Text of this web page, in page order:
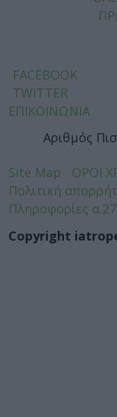
FACEBOOK
TWITTER
ΕΠΙΚΟΙΝΩΝΙΑ
Αριθμός
Site Map ΟΡΟΙ
Πολιτική
Πληροφορίες
Copyright